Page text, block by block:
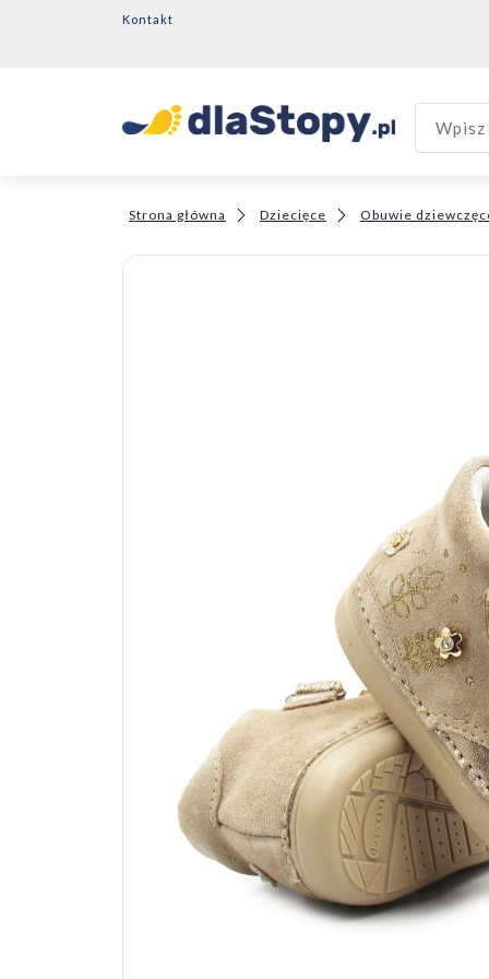
Kontakt
Strona główna Dziecięce Obuwie